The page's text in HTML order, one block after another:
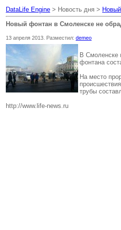
DataLife Engine > Новость дня >
Новый фонтан в Смоленске не
13 апреля 2013. Разместил: demeo
В Смоленске
фонтана
На место
трубы
http://www.life-news.ru